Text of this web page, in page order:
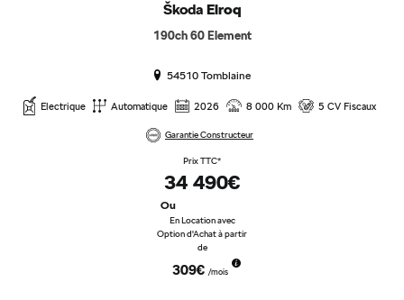
Škoda Elroq
190ch 60 Element
54510 Tomblaine
Electrique Automatique 2026 8 000 Km 5 CV Fiscaux
Garantie Constructeur
Prix TTC*
34 490€
Ou
En Location avec
Option d'Achat à partir
de
309€ /mois